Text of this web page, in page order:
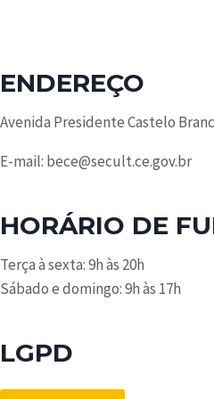
ENDEREÇO
Avenida Presidente Castelo
E-mail: bece@secult.ce.gov.br
HORÁRIO DE
Terça à sexta: 9h às 20h
Sábado e domingo: 9h às 17h
LGPD